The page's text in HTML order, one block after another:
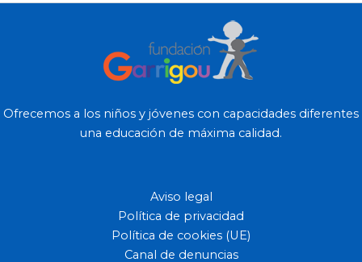
Ofrecemos a los niños y jóvenes con capacidades diferentes
una educación de máxima calidad.
Aviso legal
Política de privacidad
Política de cookies (UE)
Canal de denuncias